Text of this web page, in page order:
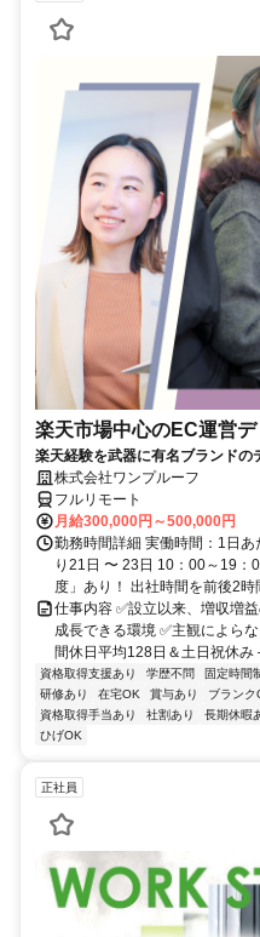
楽天市場中心のEC運営
楽天経験を武器に有名ブランド
株式会社ワンプルーフ
フルリモート
月給300,000円～500,000円
勤務時間詳細 実働時間：1日
り21日 〜 23日 10：00～19：
度」あり！ 出社時間を前後2
仕事内容 ✅設立以来、増収増
成長できる環境 ✅主観によら
間休日平均128日＆土日
資格取得支援あり 学歴不問 固定時間
研修あり
在宅OK 賞与あり ブランク
資格取得手当あり
社割あり 長期休暇
ひげOK
正社員